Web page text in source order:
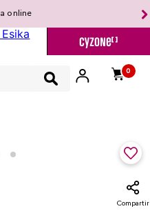
online
0
Compartir